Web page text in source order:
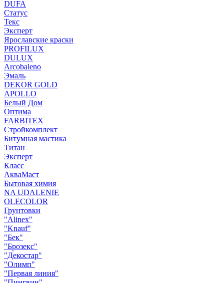
DUFA
Статус
Текс
Эксперт
Ярославские краски
PROFILUX
DULUX
Arcobaleno
Эмаль
DEKOR GOLD
APOLLO
Белый Дом
Оптима
FARBITEX
Стройкомплект
Битумная мастика
Титан
Эксперт
Класс
АкваМаст
Бытовая химия
NA UDALENIE
OLECOLOR
Грунтовки
"Alinex"
"Knauf"
"Бек"
"Брозекс"
"Декостар"
"Олимп"
"Первая линия"